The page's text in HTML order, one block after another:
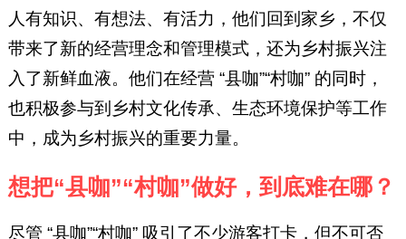
人有知识、有想法、有活力，他们回到家乡，不仅
带来了新的经营理念和管理模式，还为乡村振兴注
入了新鲜血液。他们在经营 “县咖”“村咖” 的同时，
也积极参与到乡村文化传承、生态环境保护等工作
中，成为乡村振兴的重要力量。
想把“县咖”“村咖”做好，到底难在哪？
尽管 “县咖”“村咖” 吸引了不少游客打卡，但不可否